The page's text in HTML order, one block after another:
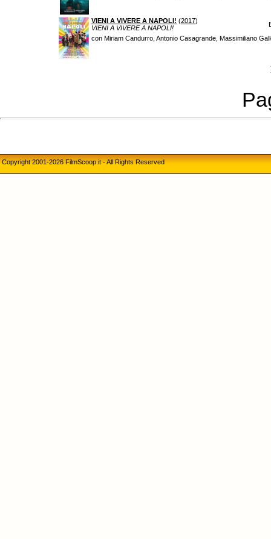
VIENI A VIVERE A NAPOLI! (2017)
VIENI A VIVERE A NAPOLI!
con Miriam Candurro, Antonio Casagrande, Massimiliano
Copyright 2001-2026 FilmScoop.it - All Rights Reserved